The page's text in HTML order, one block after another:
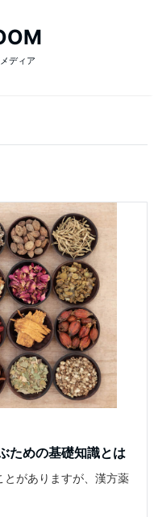
ディア
ための基礎知識とは
がありますが、漢方薬